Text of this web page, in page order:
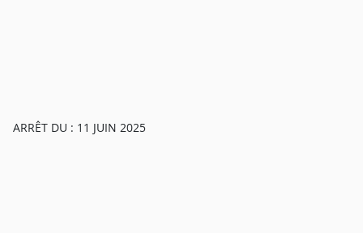
ARRÊT DU : 11 JUIN 2025